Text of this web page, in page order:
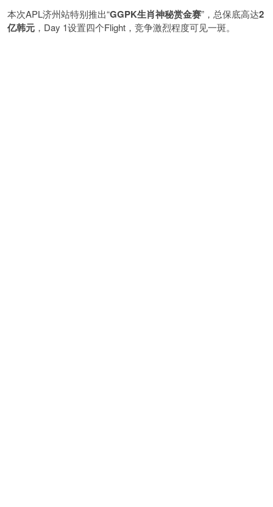
本次APL济州站特别推出“GGPK生肖神秘赏金赛”，总保底高达2
亿韩元 ，Day 1设置四个Flight，竞争激烈程度可见一斑。